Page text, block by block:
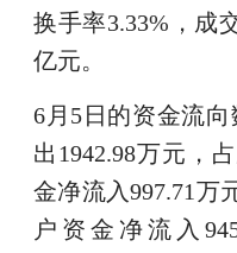
换手率3.33%，成
亿元。
6月5日的资金流
出1942.98万元，
金净流入997.71万
户资金净流入